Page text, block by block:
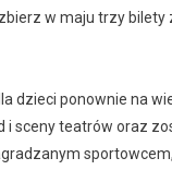
w maju trzy bilety
dzieci ponownie na
i sceny teatrów oraz